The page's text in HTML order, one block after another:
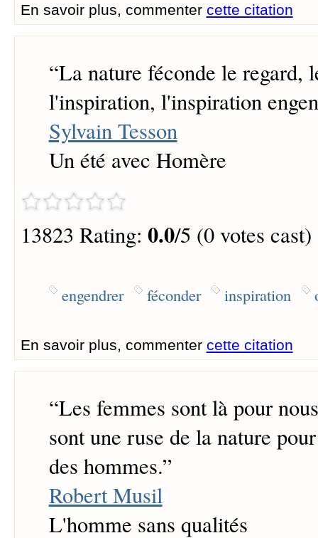
En savoir plus, commenter cette citation
“La nature féconde le regard,
l'inspiration, l'inspiration
Sylvain Tesson
Un été avec Homère
13823 Rating: 0.0/5 (0 votes cast)
engendrer féconder inspiration
En savoir plus, commenter cette citation
“Les femmes sont là pour
sont une ruse de la nature
des hommes.”
Robert Musil
L'homme sans qualités